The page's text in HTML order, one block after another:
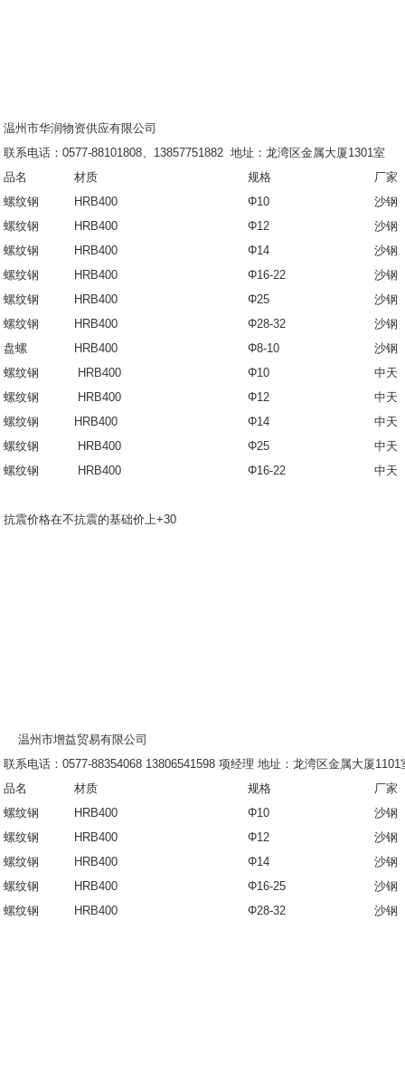
温州市华润物资供应有限公司
联系电话：0577-88101808、13857751882 地址：龙湾区金属大厦1301室
品名
材质 规格
厂家
螺纹钢
HRB400 Φ10
沙钢
螺纹钢
HRB400 Φ12
沙钢
螺纹钢
HRB400 Φ14
沙钢
螺纹钢
HRB400 Φ16-22
沙钢
螺纹钢
HRB400 Φ25
沙钢
螺纹钢
HRB400 Φ28-32
沙钢
盘螺
HRB400 Φ8-10
沙钢
螺纹钢
HRB400 Φ10
中天
螺纹钢
HRB400 Φ12
中天
螺纹钢
HRB400 Φ14
中天
螺纹钢
HRB400 Φ25
中天
螺纹钢
HRB400 Φ16-22 中天
抗震价格在不抗震的基础价上+30
温州市增益贸易有限公司
联系电话：0577-88354068 13806541598 项经理 地址：龙湾区金属大厦
品名
材质 规格
厂家
螺纹钢
HRB400 Φ10
沙钢
螺纹钢
HRB400 Φ12
沙钢
螺纹钢
HRB400 Φ14
沙钢
螺纹钢
HRB400 Φ16-25
沙钢
螺纹钢
HRB400 Φ28-32 沙钢